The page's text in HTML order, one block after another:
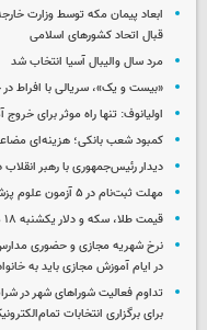
ابعاد پیمان مکه توسط وزارت
قبال اتحاد کشورهای اسلامی
مرد سال والیبال آسیا انتخاب شد
«بیست و یک»، سریالی با افراط
اولیانوف: تنها راه موثر برای
کمبود شعب بانکی؛ هزینه‌ای
دیدار رئیس‌جمهوری با رهبر
مهلت ثبت‌نام در ۵ آزمون علوم پزشکی دوباره تمدید شد
قیمت طلا، سکه و دلار یکشنبه ۱۸ مرداد ۱۴۰۵
نرخ شهریه مجازی و حضوری
در ایام آموزش مجازی باید به
تداوم فعالیت شوراهای شهر در
برای برگزاری انتخابات